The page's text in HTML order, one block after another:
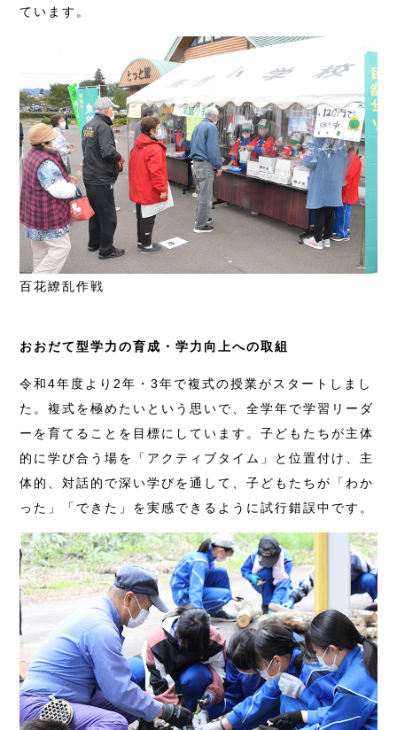
ています。
百花繚乱作戦
おおだて型学力の育成・学力向上への取組
令和4年度より2年・3年で複式の授業がスタートしまし
た。複式を極めたいという思いで、全学年で学習リーダ
ーを育てることを目標にしています。子どもたちが主体
的に学び合う場を「アクティブタイム」と位置付け、主
体的、対話的で深い学びを通して、子どもたちが「わか
った」「できた」を実感できるように試行錯誤中です。